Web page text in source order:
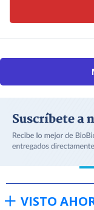
VISTO